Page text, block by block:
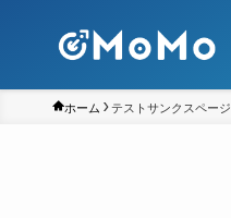
ホーム テストサンクスページ